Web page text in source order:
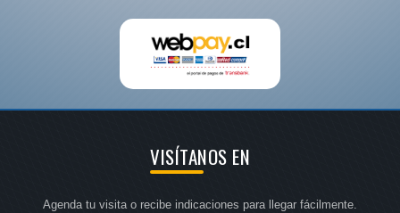
VISÍTANOS EN
Agenda tu visita o recibe indicaciones para llegar fácilmente.